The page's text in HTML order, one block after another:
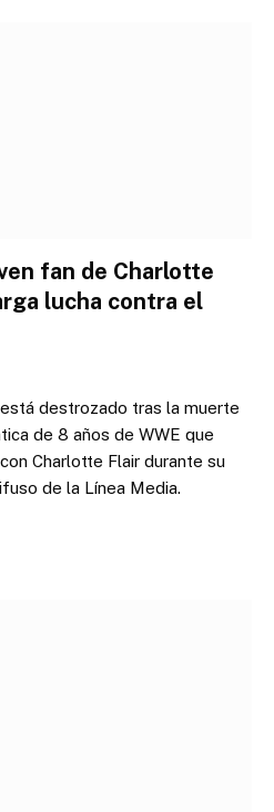
fan de Charlotte
lucha contra el
destrozado tras la muerte
de 8 años de WWE que
Charlotte Flair durante su
de la Línea Media.